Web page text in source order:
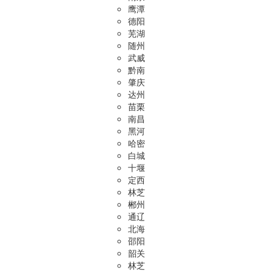
鹰潭
德阳
芜湖
随州
武威
黔南
肇庆
达州
苗栗
南昌
黑河
哈密
白城
十堰
定西
林芝
郴州
通辽
北海
邵阳
韶关
林芝